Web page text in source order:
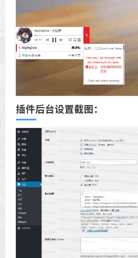
插件后台设置截图：